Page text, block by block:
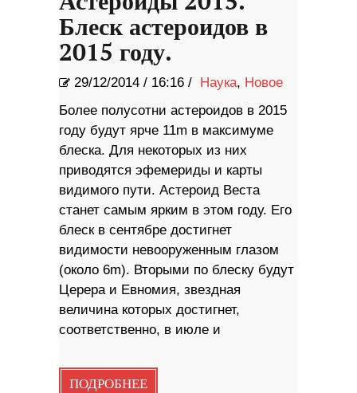
Блеск астероидов в
2015 году.
29/12/2014 / 16:16 / Наука, Новое
Более полусотни астероидов в 2015
году будут ярче 11m в максимуме
блеска. Для некоторых из них
приводятся эфемериды и карты
видимого пути. Астероид Веста
станет самым ярким в этом году. Его
блеск в сентябре достигнет
видимости невооруженным глазом
(около 6m). Вторыми по блеску будут
Церера и Евномия, звездная
величина которых достигнет,
соответственно, в июле и
ПОДРОБНЕЕ